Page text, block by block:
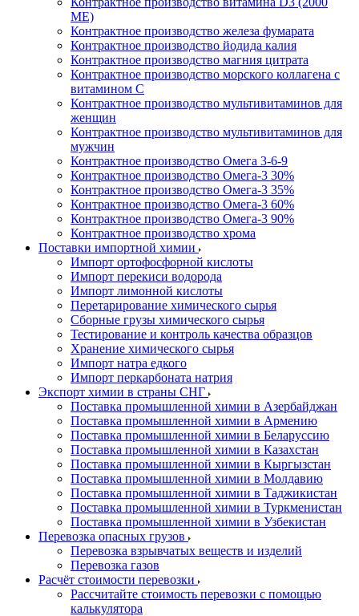
МЕ)
Контрактное производство железа фумарата
Контрактное производство йодида калия
Контрактное производство магния цитрата
Контрактное производство морского коллагена с
витамином С
Контрактное производство мультивитаминов для
женщин
Контрактное производство мультивитаминов для
мужчин
Контрактное производство Омега 3-6-9
Контрактное производство Омега-3 30%
Контрактное производство Омега-3 35%
Контрактное производство Омега-3 60%
Контрактное производство Омега-3 90%
Контрактное производство хрома
Поставки импортной химии
Импорт ортофосфорной кислоты
Импорт перекиси водорода
Импорт лимонной кислоты
Перетарирование химического сырья
Сборные грузы химического сырья
Тестирование и контроль качества образцов
Хранение химического сырья
Импорт натра едкого
Импорт перкарбоната натрия
Экспорт химии в страны СНГ
Поставка промышленной химии в Азербайджан
Поставка промышленной химии в Армению
Поставка промышленной химии в Беларуссию
Поставка промышленной химии в Казахстан
Поставка промышленной химии в Кыргызстан
Поставка промышленной химии в Молдавию
Поставка промышленной химии в Таджикистан
Поставка промышленной химии в Туркменистан
Поставка промышленной химии в Узбекистан
Перевозка опасных грузов
Перевозка взрывчатых веществ и изделий
Перевозка газов
Расчёт стоимости перевозки
Рассчитайте стоимость перевозки с помощью
калькулятора